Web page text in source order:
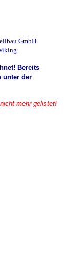
GmbH
Bereits
unter der
mehr gelistet!